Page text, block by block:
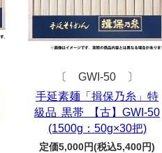
〔 GWI-50 〕
手延素麺「揖保乃糸」特
級品 黒帯 【古】GWI-50
(1500g：50g×30把)
定価5,000円(税込5,400円)